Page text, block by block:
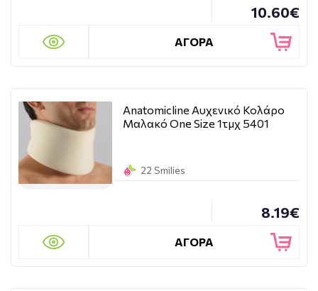
10.60€
ΑΓΟΡΑ
Anatomicline Αυχενικό Κολάρο
Μαλακό One Size 1τμχ 5401
22 Smilies
8.19€
ΑΓΟΡΑ